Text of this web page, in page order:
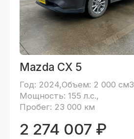
Mazda CX 5
Год: 2024 Объем: 2 000 см3
Мощность: 155 л.с.
Пробег: 23 000 км
2 274 007 ₽